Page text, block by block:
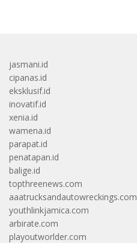
jasmani.id
cipanas.id
eksklusif.id
inovatif.id
xenia.id
wamena.id
parapat.id
penatapan.id
balige.id
topthreenews.com
aaatrucksandautowreckings.com
youthlinkjamica.com
arbirate.com
playoutworlder.com